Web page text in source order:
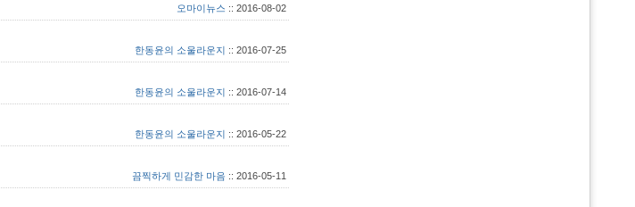
오마이뉴스 :: 2016-08-02
한동윤의 소울라운지 :: 2016-07-25
한동윤의 소울라운지 :: 2016-07-14
한동윤의 소울라운지 :: 2016-05-22
끔찍하게 민감한 마음 :: 2016-05-11